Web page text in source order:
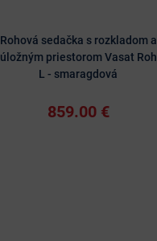
Rohová sedačka s rozkladom a
úložným priestorom Vasat Roh
L - smaragdová
859.00 €